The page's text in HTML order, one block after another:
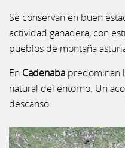
Se conservan en buen
actividad ganadera, con
pueblos de montaña
En Cadenaba predominan
natural del entorno. Un
descanso.